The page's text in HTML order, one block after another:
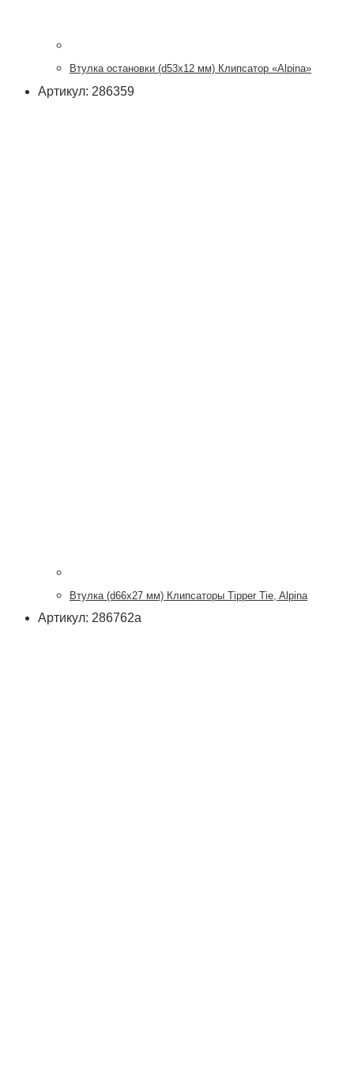
Втулка остановки (d53x12 мм) Клипсатор «Alpina»
Артикул: 286359
Втулка (d66x27 мм) Клипсаторы Tipper Tie, Alpina
Артикул: 286762a